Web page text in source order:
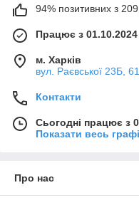
94% позитивних з 209
Працює з 01.10.2024
м. Харків
вул. Раєвської 23Б,
Контакти
Сьогодні працює з
Показати весь
Про нас